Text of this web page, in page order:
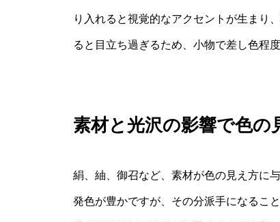
り入れると視覚的なアクセントが生まり
ると目立ち過ぎるため、小物で差し色程
素材と光沢の影響で色の
絹、紬、御召など、素材が色の見え方に
発色が豊かですが、その分派手になるこ